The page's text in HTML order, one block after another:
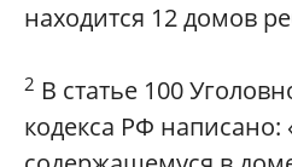
находится 12 домов
2 В статье 100
кодекса РФ написано: